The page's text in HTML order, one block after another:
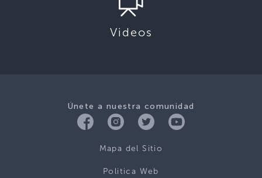
Videos
Únete a nuestra comunidad
Mapa del Sitio
Politica Web